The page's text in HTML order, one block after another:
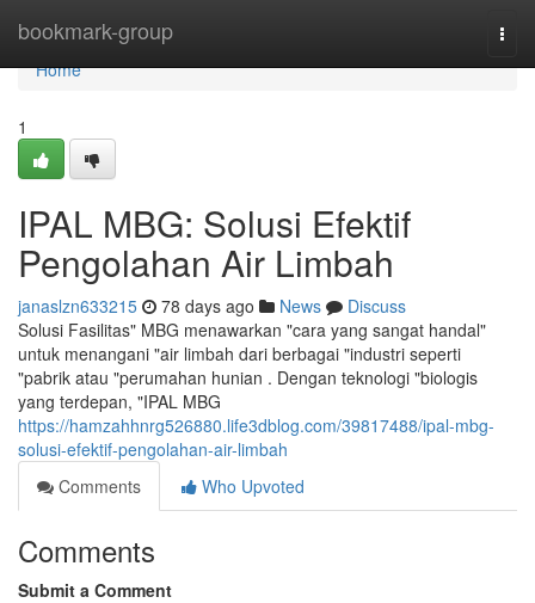
bookmark-group
Home
Home
1
IPAL MBG: Solusi Efektif
Pengolahan Air Limbah
janaslzn633215 78 days ago News
Discuss
Solusi Fasilitas" MBG menawarkan "cara yang sangat handal"
untuk menangani "air limbah dari berbagai "industri seperti
"pabrik atau "perumahan hunian . Dengan teknologi "biologis
yang terdepan, "IPAL MBG
https://hamzahhnrg526880.life3dblog.com/39817488/ipal-mbg-
solusi-efektif-pengolahan-air-limbah
Comments
Who Upvoted
Comments
Submit a Comment